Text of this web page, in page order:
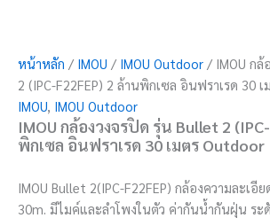
หน้าหลัก / IMOU / IMOU Outdoor / IMOU กล้
2 (IPC-F22FEP) 2 ล้านพิกเซล อินฟราเรด 30
IMOU, IMOU Outdoor
IMOU กล้องวงจรปิด รุ่น Bullet 2
พิกเซล อินฟราเรด 30 เมตร Outdoor
IMOU Bullet 2(IPC-F22FEP) กล้องความละเอี
30m. มีไมค์และลำโพงในตัว ค่ากันน้ำกันฝุ่น ระ